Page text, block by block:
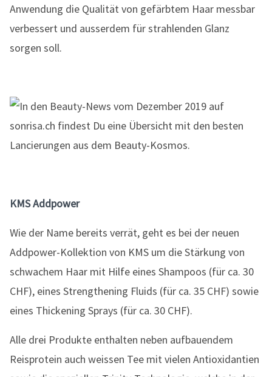
Anwendung die Qualität von gefärbtem Haar messbar
verbessert und ausserdem für strahlenden Glanz
sorgen soll.
KMS Addpower
Wie der Name bereits verrät, geht es bei der neuen
Addpower-Kollektion von KMS um die Stärkung von
schwachem Haar mit Hilfe eines Shampoos (für ca. 30
CHF), eines Strengthening Fluids (für ca. 35 CHF) sowie
eines Thickening Sprays (für ca. 30 CHF).
Alle drei Produkte enthalten neben aufbauendem
Reisprotein auch weissen Tee mit vielen Antioxidantien